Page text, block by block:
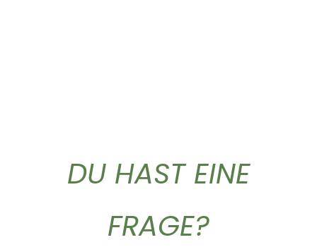
DU HAST EINE
FRAGE?